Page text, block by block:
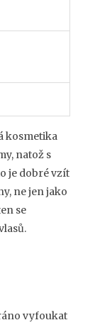
kosmetika
natož s
je dobré vzít
ne jen jako
se
vyfoukat